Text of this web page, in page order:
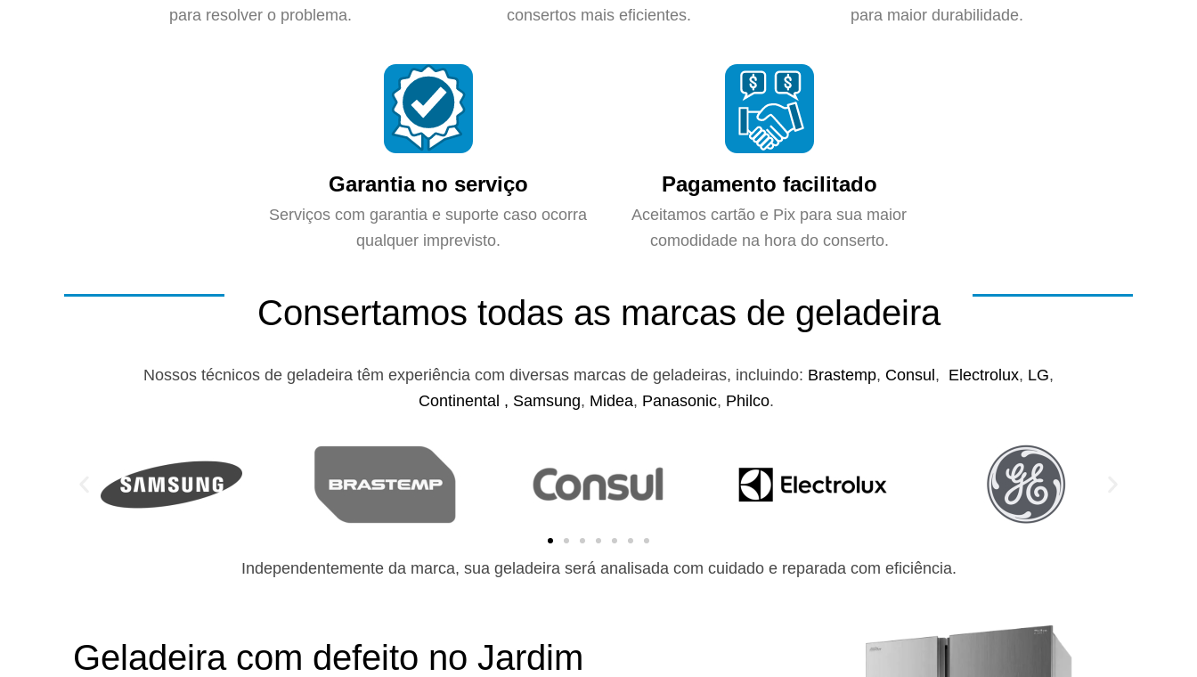
para resolver o problema.
consertos mais eficientes.
para maior durabilidade.
Garantia no serviço
Serviços com garantia e suporte caso ocorra
qualquer imprevisto.
Pagamento facilitado
Aceitamos cartão e Pix para sua maior
comodidade na hora do conserto.
Consertamos todas as marcas de geladeira
Nossos técnicos de geladeira têm experiência com diversas marcas de geladeiras, incluindo: Brastemp, Consul , Electrolux, LG,
Continental , Samsung, Midea, Panasonic, Philco.
Independentemente da marca, sua geladeira será analisada com cuidado e reparada com eficiência.
Geladeira com defeito no Jardim